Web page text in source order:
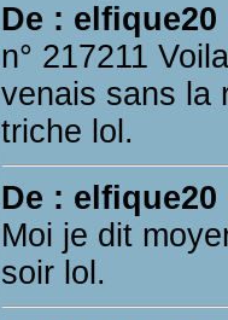
De : elfique20
n° 217211
venais sans la
triche lol.
De : elfique20
Moi je dit
soir lol.